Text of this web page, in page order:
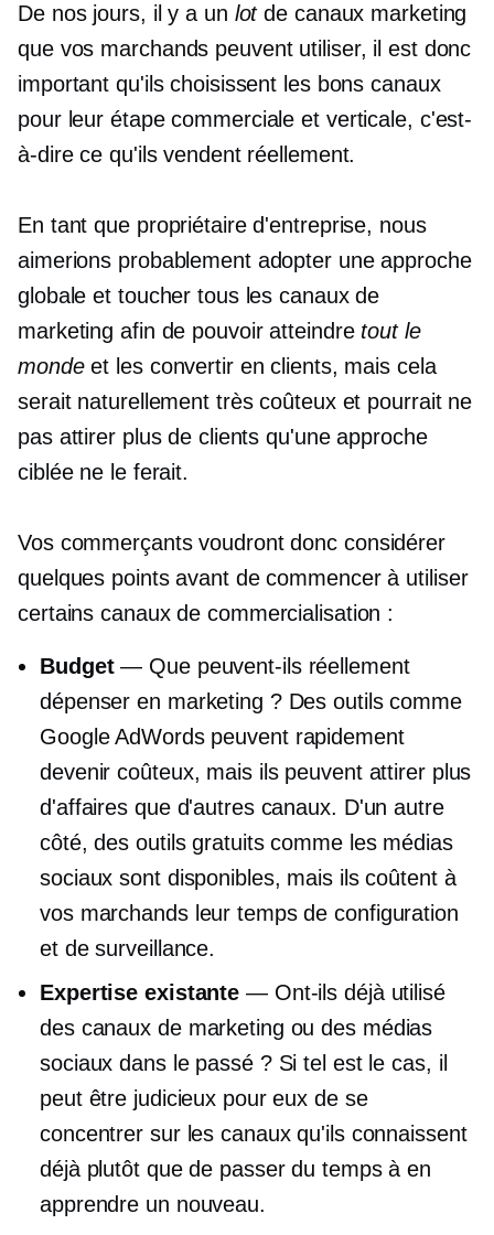
De nos jours, il y a un lotde canaux marketing
que vos marchands peuvent utiliser, il est donc
important qu'ils choisissent les bons canaux
pour leur étape commerciale et verticale, c'est-
à-dire ce qu'ils vendent réellement.
En tant que propriétaire d'entreprise, nous
aimerions probablement adopter une approche
globale et toucher tous les canaux de
marketing afin de pouvoir atteindre tout le
mondeet les convertir en clients, mais cela
serait naturellement très coûteux et pourrait ne
pas attirer plus de clients qu'une approche
ciblée ne le ferait.
Vos commerçants voudront donc considérer
quelques points avant de commencer à utiliser
certains canaux de commercialisation :
Budget— Que peuvent-ils réellement
dépenser en marketing ? Des outils comme
Google AdWords peuvent rapidement
devenir coûteux, mais ils peuvent attirer plus
d'affaires que d'autres canaux. D'un autre
côté, des outils gratuits comme les médias
sociaux sont disponibles, mais ils coûtent à
vos marchands leur temps de configuration
et de surveillance.
Expertise existante — Ont-ils déjà utilisé
des canaux de marketing ou des médias
sociaux dans le passé ? Si tel est le cas, il
peut être judicieux pour eux de se
concentrer sur les canaux qu'ils connaissent
déjà plutôt que de passer du temps à en
apprendre un nouveau.